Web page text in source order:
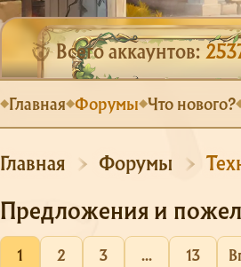
Всего аккаунтов:
Главная Форумы Что нового?
Главная Форумы
Предложения и
1 2 3 ... 13